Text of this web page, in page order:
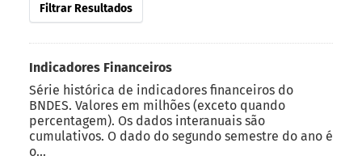
Filtrar Resultados
Indicadores Financeiros
Série histórica de indicadores financeiros do
BNDES. Valores em milhões (exceto quando
percentagem). Os dados interanuais são
cumulativos. O dado do segundo semestre do ano é
o...